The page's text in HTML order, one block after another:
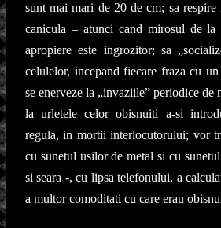
sunt mai mari de 20 de cm; sa
canicula – atunci cand mirosul de la
apropiere este ingrozitor; sa
celulelor, incepand fiecare fraza cu
se enerveze la „invaziile” periodice de
la urletele celor obisnuiti a-si
regula, in mortii interlocutorului; vor
cu sunetul usilor de metal si cu
si seara -, cu lipsa telefonului, a
a multor comoditati cu care erau